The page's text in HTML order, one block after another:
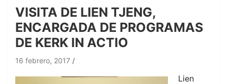
VISITA DE LIEN TJENG,
ENCARGADA DE PROGRAMAS
DE KERK IN ACTIO
16 febrero, 2017
Lien